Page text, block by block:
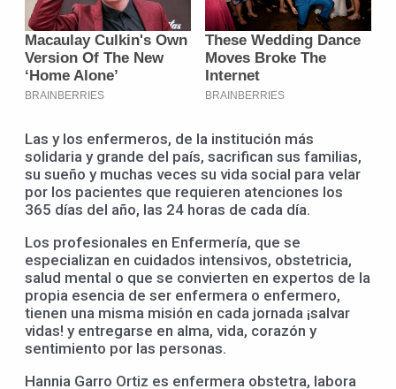
Las y los enfermeros, de la institución más
solidaria y grande del país, sacrifican sus familias,
su sueño y muchas veces su vida social para velar
por los pacientes que requieren atenciones los
365 días del año, las 24 horas de cada día.
Los profesionales en Enfermería, que se
especializan en cuidados intensivos, obstetricia,
salud mental o que se convierten en expertos de la
propia esencia de ser enfermera o enfermero,
tienen una misma misión en cada jornada ¡salvar
vidas! y entregarse en alma, vida, corazón y
sentimiento por las personas.
Hannia Garro Ortiz es enfermera obstetra, labora